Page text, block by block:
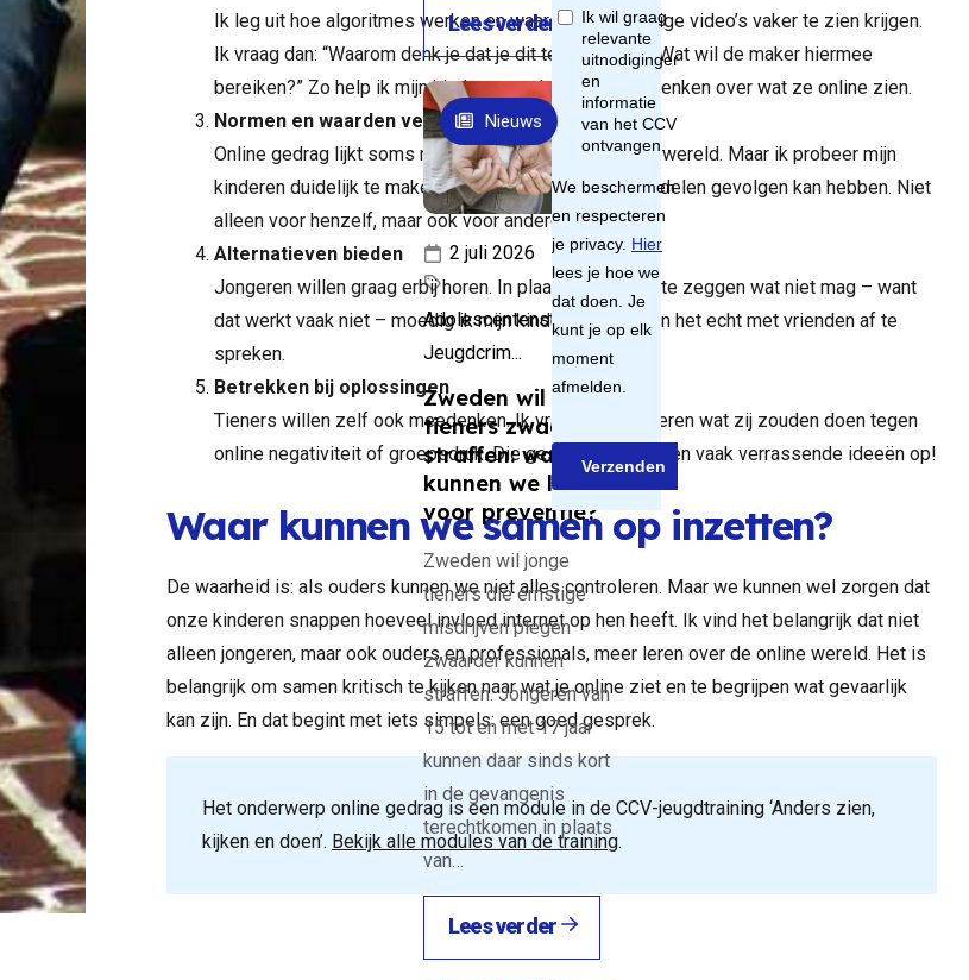
Netflix
een
over.
de
is –
De serie
Ik leg uit hoe algoritmes werken en waarom ze sommige video’s vaker te zien krijgen.
Ik vraag dan: “Waarom denk je dat je dit te zien krijgt? Wat wil de maker hiermee
bereiken?” Zo help ik mijn kinderen om kritisch na te denken over wat ze online zien.
Normen en waarden versterken
Online gedrag lijkt soms niet verbonden met de echte wereld. Maar ik probeer mijn
kinderen duidelijk te maken dat wat ze online doen of delen gevolgen kan hebben. Niet
alleen voor henzelf, maar ook voor anderen.
Alternatieven bieden
Jongeren willen graag erbij horen. In plaats van alleen te zeggen wat niet mag – want
dat werkt vaak niet – moedig ik mijn kinderen aan om in het echt met vrienden af te
spreken.
Betrekken bij oplossingen
Tieners willen zelf ook meedenken. Ik vraag mijn kinderen wat zij zouden doen tegen
online negativiteit of groepsdruk. Die gesprekken leveren vaak verrassende ideeën op!
Waar kunnen we samen op inzetten?
De waarheid is: als ouders kunnen we niet alles controleren. Maar we kunnen wel zorgen dat
onze kinderen snappen hoeveel invloed internet op hen heeft. Ik vind het belangrijk dat niet
alleen jongeren, maar ook ouders en professionals, meer leren over de online wereld. Het is
belangrijk om samen kritisch te kijken naar wat je online ziet en te begrijpen wat gevaarlijk
kan zijn. En dat begint met iets simpels: een goed gesprek.
Het onderwerp online gedrag is een module in de CCV-jeugdtraining ‘Anders zien,
kijken en doen’. Bekijk alle modules van de training.
Lees verder
Zweden wil jonge
tieners zwaarder
straffen: wat
kunnen we leren
voor preventie?
Zweden wil jonge
tieners die ernstige
misdrijven plegen
zwaarder kunnen
straffen. Jongeren van
15 tot en met 17 jaar
kunnen daar sinds kort
in de gevangenis
terechtkomen in plaats
van…
2 juli 2026
Adolescentenstrafrecht,
Jeugdcrim...
Lees verder
Nieuws